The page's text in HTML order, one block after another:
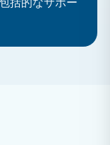
、そして革新的